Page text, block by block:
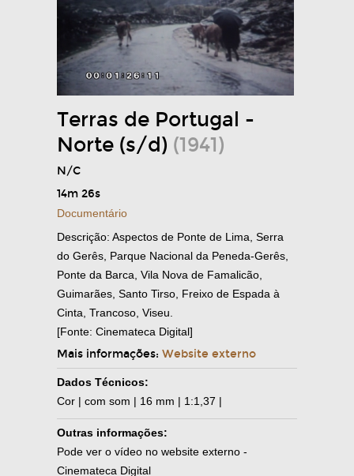
Terras de Portugal -
Norte (s/d) (1941)
N/C
14m 26s
Documentário
Descrição: Aspectos de Ponte de Lima, Serra
do Gerês, Parque Nacional da Peneda-Gerês,
Ponte da Barca, Vila Nova de Famalicão,
Guimarães, Santo Tirso, Freixo de Espada à
Cinta, Trancoso, Viseu.
[Fonte: Cinemateca Digital]
Mais informações: Website externo
Dados Técnicos:
Cor | com som | 16 mm | 1:1,37 |
Outras informações:
Pode ver o vídeo no website externo -
Cinemateca Digital